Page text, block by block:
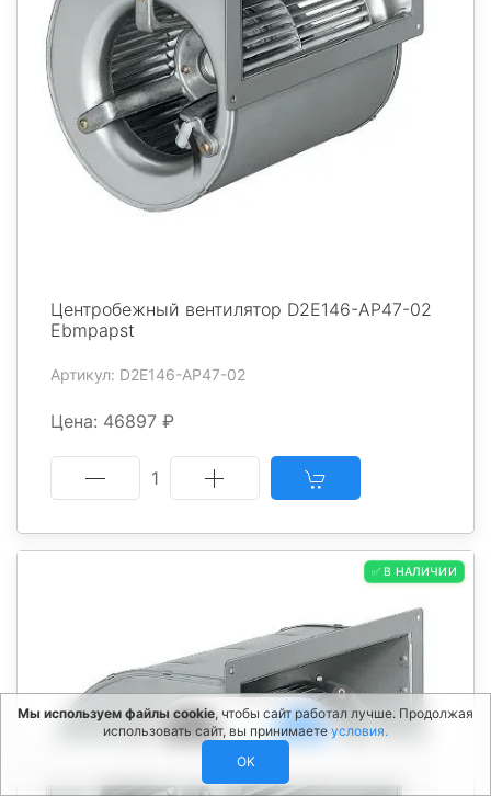
0
Центробежный вентилятор D2E146-AP47-02
Ebmpapst
Артикул: D2E146-AP47-02
Цена: 46897 ₽
1
✅ В НАЛИЧИИ
Мы используем файлы cookie, чтобы сайт работал лучше. Продолжая
использовать сайт, вы принимаете условия.
OK